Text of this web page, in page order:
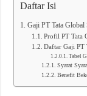
Daftar Isi
Gaji PT Tata Global
Profil PT Tata
Daftar Gaji PT
Tabel
Syarat
Benefit